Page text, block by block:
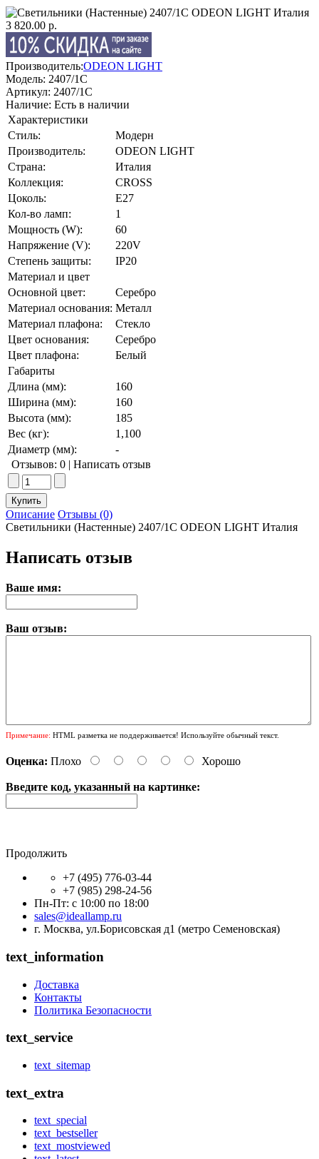
3 820.00 р.
Производитель:ODEON LIGHT
Модель: 2407/1C
Артикул: 2407/1C
Наличие: Есть в наличии
Характеристики
Стиль:
Модерн
Производитель:
ODEON LIGHT
Страна:
Италия
Коллекция:
CROSS
Цоколь:
E27
Кол-во ламп:
1
Мощность (W):
60
Напряжение (V):
220V
Степень защиты:
IP20
Материал и цвет
Основной цвет:
Серебро
Материал основания: Металл
Материал плафона:
Стекло
Цвет основания:
Серебро
Цвет плафона:
Белый
Габариты
Длина (мм):
160
Ширина (мм):
160
Высота (мм):
185
Вес (кг):
1,100
Диаметр (мм):
-
Отзывов: 0 | Написать отзыв
Описание Отзывы (0)
Светильники (Настенные) 2407/1C ODEON LIGHT Италия
Написать отзыв
Ваше имя:
Ваш отзыв:
Примечание: HTML разметка не поддерживается! Используйте обычный текст.
Оценка: Плохо Хорошо
Введите код, указанный на картинке:
Продолжить
+7 (495) 776-03-44
+7 (985) 298-24-56
Пн-Пт: с 10:00 по 18:00
sales@ideallamp.ru
г. Москва, ул.Борисовская д1 (метро Семеновская)
text_information
Доставка
Контакты
Политика Безопасности
text_service
text_sitemap
text_extra
text_special
text_bestseller
text_mostviewed